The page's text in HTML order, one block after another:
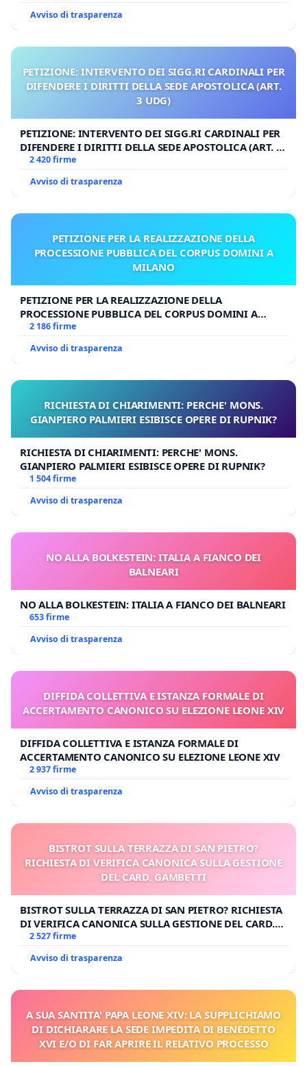
Avviso di trasparenza
PETIZIONE: INTERVENTO DEI SIGG.RI CARDINALI PER
DIFENDERE I DIRITTI DELLA SEDE APOSTOLICA (ART.
3 UDG)
PETIZIONE: INTERVENTO DEI SIGG.RI CARDINALI PER
DIFENDERE I DIRITTI DELLA SEDE APOSTOLICA (ART. 3
UDG)
2 420 firme
Avviso di trasparenza
PETIZIONE PER LA REALIZZAZIONE DELLA
PROCESSIONE PUBBLICA DEL CORPUS DOMINI A
MILANO
PETIZIONE PER LA REALIZZAZIONE DELLA
PROCESSIONE PUBBLICA DEL CORPUS DOMINI A
MILANO
2 186 firme
Avviso di trasparenza
RICHIESTA DI CHIARIMENTI: PERCHE' MONS.
GIANPIERO PALMIERI ESIBISCE OPERE DI RUPNIK?
RICHIESTA DI CHIARIMENTI: PERCHE' MONS.
GIANPIERO PALMIERI ESIBISCE OPERE DI RUPNIK?
1 504 firme
Avviso di trasparenza
NO ALLA BOLKESTEIN: ITALIA A FIANCO DEI
BALNEARI
NO ALLA BOLKESTEIN: ITALIA A FIANCO DEI BALNEARI
653 firme
Avviso di trasparenza
DIFFIDA COLLETTIVA E ISTANZA FORMALE DI
ACCERTAMENTO CANONICO SU ELEZIONE LEONE XIV
DIFFIDA COLLETTIVA E ISTANZA FORMALE DI
ACCERTAMENTO CANONICO SU ELEZIONE LEONE XIV
2 937 firme
Avviso di trasparenza
BISTROT SULLA TERRAZZA DI SAN PIETRO?
RICHIESTA DI VERIFICA CANONICA SULLA GESTIONE
DEL CARD. GAMBETTI
BISTROT SULLA TERRAZZA DI SAN PIETRO? RICHIESTA
DI VERIFICA CANONICA SULLA GESTIONE DEL CARD.
GAMBETTI
2 527 firme
Avviso di trasparenza
A SUA SANTITA' PAPA LEONE XIV: LA SUPPLICHIAMO
DI DICHIARARE LA SEDE IMPEDITA DI BENEDETTO
XVI E/O DI FAR APRIRE IL RELATIVO PROCESSO